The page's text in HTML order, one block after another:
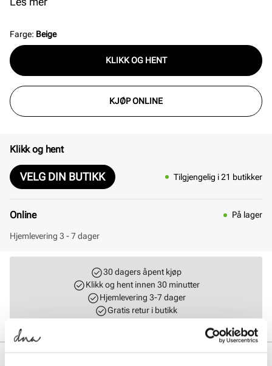
Farge: Beige
KLIKK OG HENT
KJØP ONLINE
Klikk og hent
VELG DIN BUTIKK Tilgjengelig i 21 butikker
Online På lager
Hjemlevering 3 - 7 dager
30 dagers åpent kjøp
Klikk og hent innen 30 minutter
Hjemlevering 3-7 dager
Gratis retur i butikk